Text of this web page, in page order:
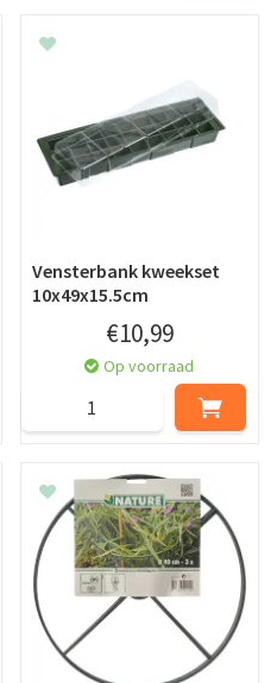
Vensterbank kweekset
10x49x15.5cm
€10,99
Op voorraad